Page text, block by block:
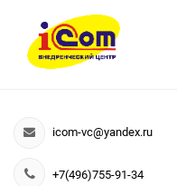
icom-vc@yandex.ru
+7(496)755-91-34